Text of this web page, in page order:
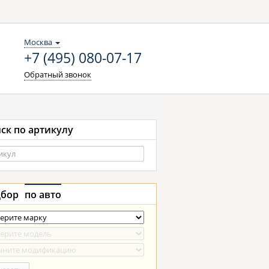
Москва
+7 (495) 080-07-17
Обратный звонок
по артикулу
по авто